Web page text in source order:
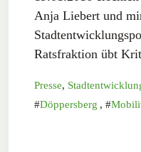
Anja Liebert und
Ratsfraktion übt
Presse,
Döppersberg ,